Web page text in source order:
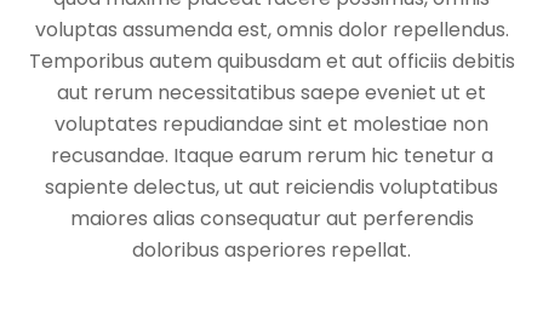
voluptas assumenda est, omnis dolor repellendus.
Temporibus autem quibusdam et aut officiis debitis
aut rerum necessitatibus saepe eveniet ut et
voluptates repudiandae sint et molestiae non
recusandae. Itaque earum rerum hic tenetur a
sapiente delectus, ut aut reiciendis voluptatibus
maiores alias consequatur aut perferendis
doloribus asperiores repellat.